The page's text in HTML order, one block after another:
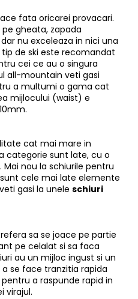
fata oricarei provacari.
gheata, zapada
nu exceleaza in nici una
de ski este recomandat
cei ce au o singura
all-mountain veti gasi
a multumi o gama cat
mijlocului (waist) e
cat mai mare in
categorie sunt late, cu o
nou la schiurile pentru
cele mai late elemente
gasi la unele schiuri
sa se joace pe partie
pe celalat si sa faca
au un mijloc ingust si un
se face tranzitia rapida
a raspunde rapid in
virajul.